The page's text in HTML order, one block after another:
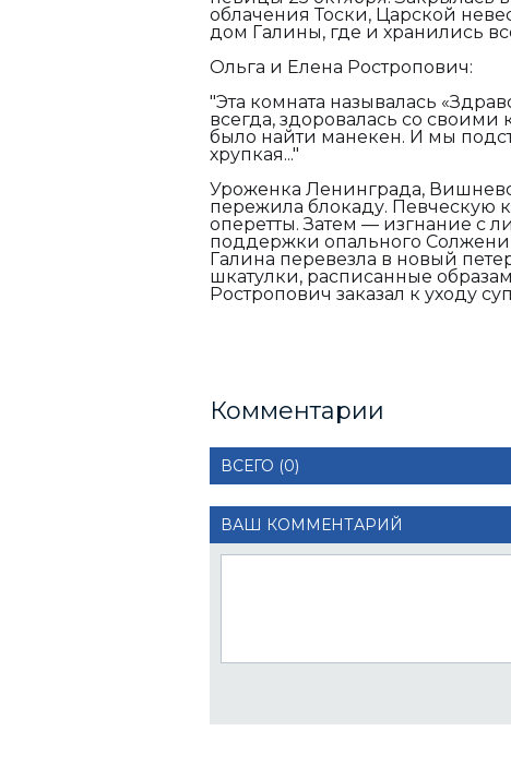
облачения Тоски, Царской
дом Галины, где и хранились
Ольга и Елена Ростропович:
"Эта комната называлась
всегда, здоровалась со своими
было найти манекен. И мы
хрупкая..."
Уроженка Ленинграда,
пережила блокаду. Певческую
оперетты. Затем — изгнание с
поддержки опального
Галина перевезла в новый
шкатулки, расписанные
Ростропович заказал к уходу
Комментарии
ВСЕГО (0)
ВАШ КОММЕНТАРИЙ